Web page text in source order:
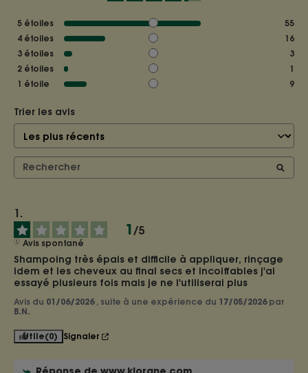
5 étoiles
55
4 étoiles
16
3 étoiles
3
2 étoiles
1
1 étoile 9
Trier les avis
1/5
Avis spontané
Shampoing très épais et difficile à appliquer, rinçage
idem et les cheveux au final secs et incoiffables j'ai
essayé plusieurs fois mais je ne l'utiliserai plus
Avis du 01/06/2026 , suite à une expérience du 17/05/2026 par
B.N.
Utile(0) Signaler